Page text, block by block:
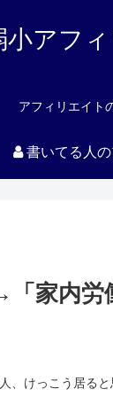
小アフ
アフィリエイト
書いてる人の
家内労
、けっこう居ると